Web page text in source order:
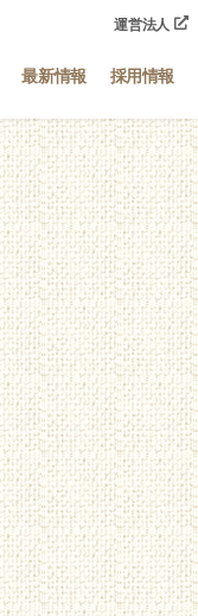
運営法人
最新情報 採用情報